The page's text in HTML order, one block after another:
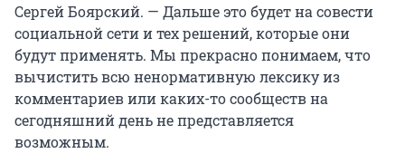
Сергей Боярский. — Дальше это будет на совести
социальной сети и тех решений, которые они
будут применять. Мы прекрасно понимаем, что
вычистить всю ненормативную лексику из
комментариев или каких-то сообществ на
сегодняшний день не представляется
возможным.